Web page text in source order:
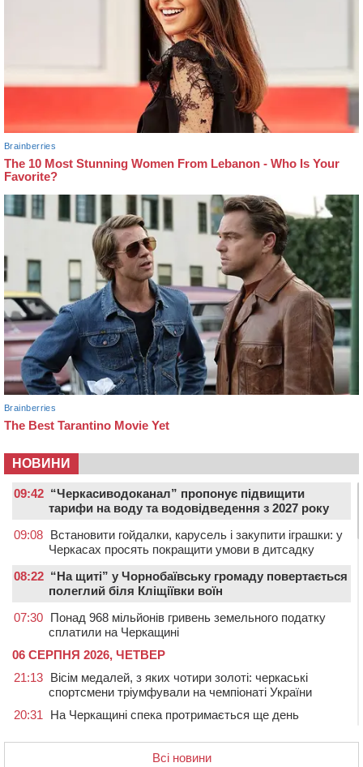
НОВИНИ
09:42 “Черкасиводоканал” пропонує підвищити
тарифи на воду та водовідведення з 2027 року
09:08 Встановити гойдалки, карусель і закупити іграшки: у
Черкасах просять покращити умови в дитсадку
08:22 “На щиті” у Чорнобаївську громаду повертається
полеглий біля Кліщіївки воїн
07:30 Понад 968 мільйонів гривень земельного податку
сплатили на Черкащині
06 СЕРПНЯ 2026, ЧЕТВЕР
21:13 Вісім медалей, з яких чотири золоті: черкаські
спортсмени тріумфували на чемпіонаті України
20:31
На Черкащині спека протримається ще день
переможцем Global Teacher Prize Ukraine 2023
Всі новини